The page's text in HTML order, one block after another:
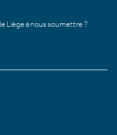
Liège à nous soumettre ?